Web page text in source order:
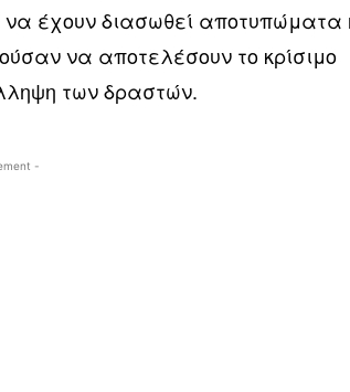
να έχουν διασωθεί αποτυπώματα
να αποτελέσουν το κρίσιμο
των δραστών.
-